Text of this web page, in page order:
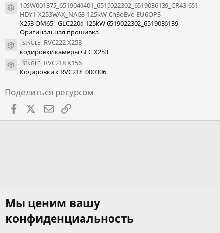
Иконка ресурса
10SW001375_6519040401_6519022302_6519036139_CR43-651-
HDY1-X253WAX_NAG3-125kW-Ch3oEvo-EU6OPS
X253 OM651 GLC220d 125kW 6519022302_6519036139
Оригинальная прошивка
Иконка ресурса
SINGLE
RVC222 X253
кодировки камеры GLC X253
Иконка ресурса
SINGLE
RVC218 X156
Кодировки к RVC218_000306
Поделиться ресурсом
Facebook ПочтаСсылкой
Мы ценим вашу
конфиденциальность